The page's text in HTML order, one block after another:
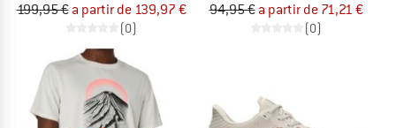
199,95 € a partir de 139,97 €
(0)
94,95 € a partir de 71,21 €
(0)